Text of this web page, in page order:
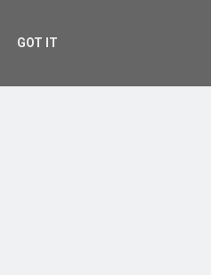
GOT IT